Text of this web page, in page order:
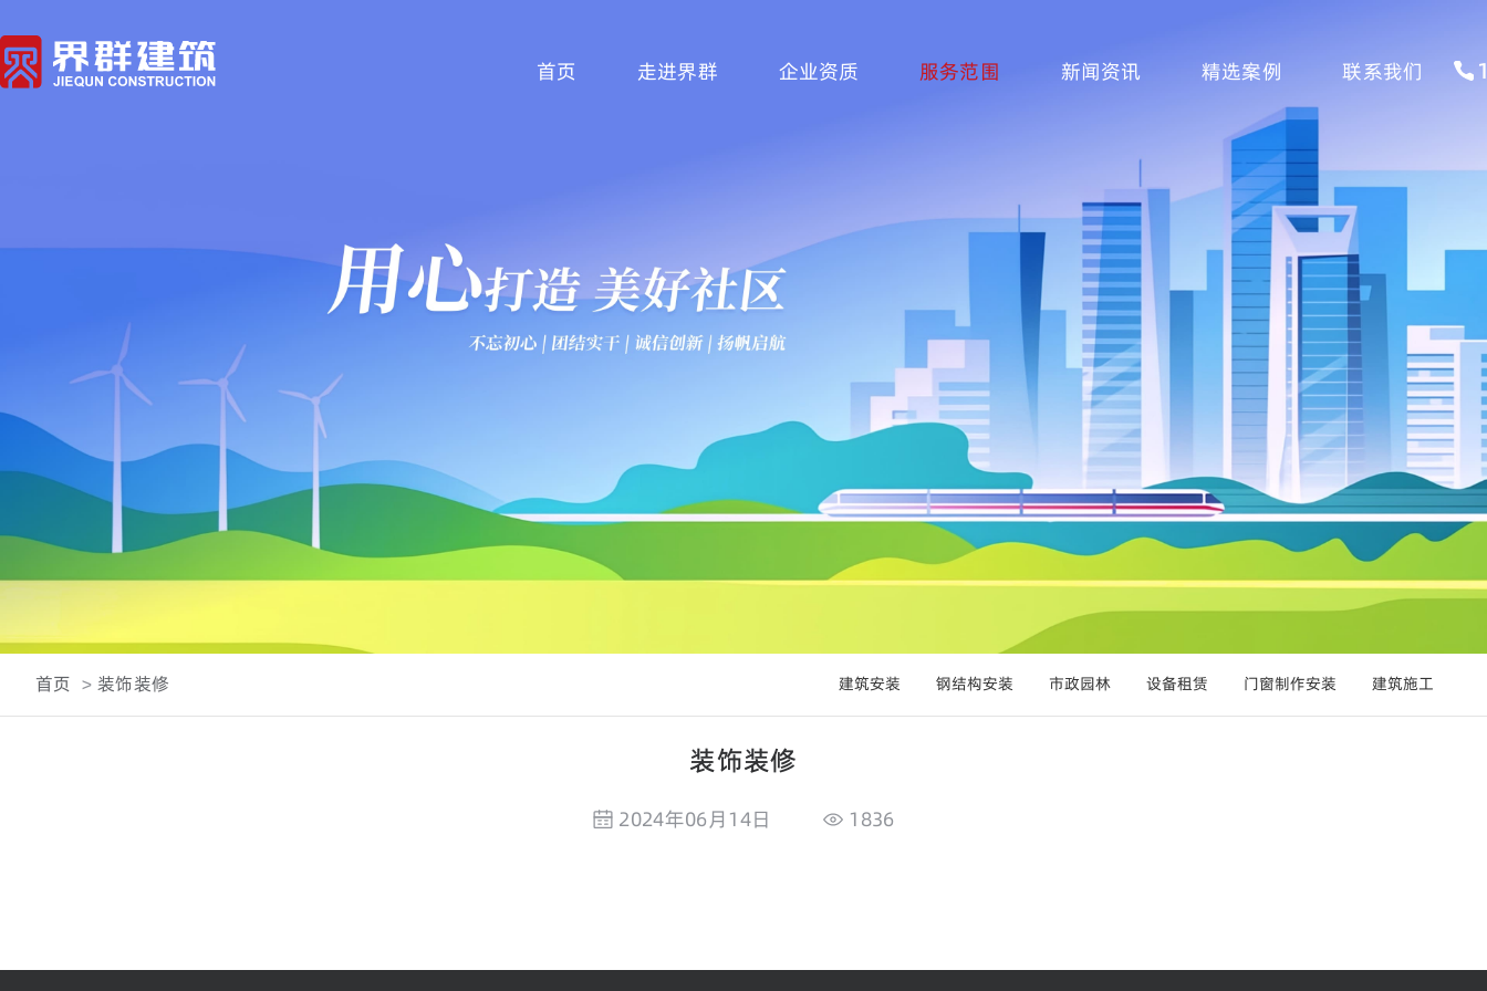
首页 走进界群 企业资质 服务范围 新闻资讯 精选案例 联系我们
首页 装饰装修 建筑安装 钢结构安装 市政园林 设备租赁 门窗制作安装 建筑施工
装饰装修
2024年06月14日 1836